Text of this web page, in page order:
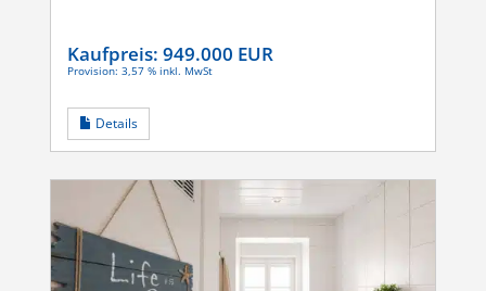
Kaufpreis: 949.000 EUR
Provision: 3,57 % inkl. MwSt
Details